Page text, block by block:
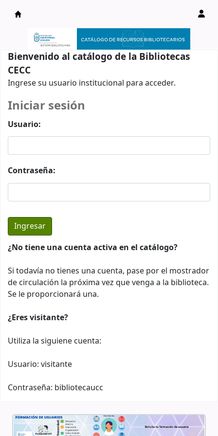
Catálogo en línea
Bienvenido al catálogo de la Bibliotecas
CECC
Ingrese su usuario institucional para acceder.
Iniciar sesión
Usuario:
Contraseña:
¿No tiene una cuenta activa en el catálogo?
Si todavía no tienes una cuenta, pase por el mostrador
de circulación la próxima vez que venga a la biblioteca.
Se le proporcionará una.
¿Eres visitante?
Utiliza la siguiene cuenta:
Usuario: visitante
Contraseña: bibliotecaucc